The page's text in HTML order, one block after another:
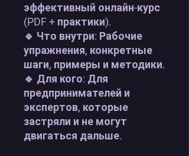
эффективный онлайн-курс
(PDF + практики).
🔹 Что внутри: Рабочие
упражнения, конкретные
шаги, примеры и методики.
🔹 Для кого: Для
предпринимателей и
экспертов, которые
застряли и не могут
двигаться дальше.